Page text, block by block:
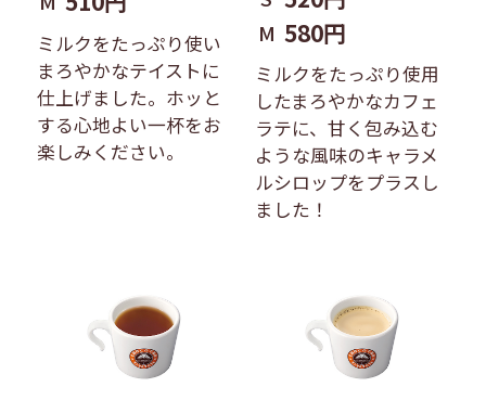
ミルクをたっぷり使い
まろやかなテイストに
仕上げました。ホッと
する心地よい一杯をお
楽しみください。
M 580円
ミルクをたっぷり使用
したまろやかなカフェ
ラテに、甘く包み込む
ような風味のキャラメ
ルシロップをプラスし
ました！